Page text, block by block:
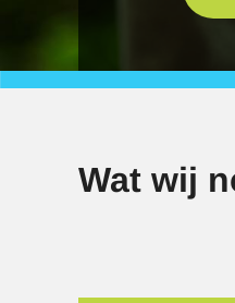
Wat wij